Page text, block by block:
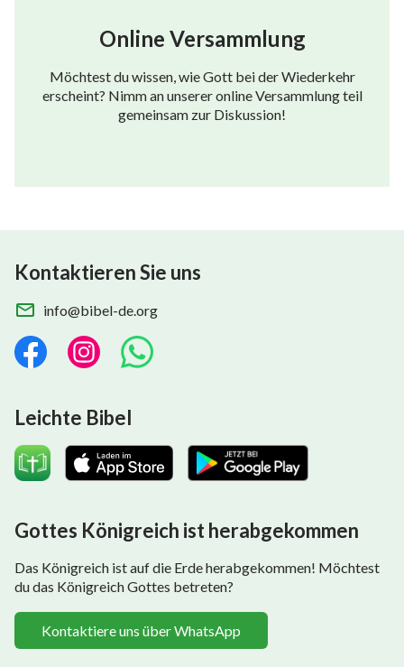
Online Versammlung
Möchtest du wissen, wie Gott bei der Wiederkehr
erscheint? Nimm an unserer online Versammlung teil
gemeinsam zur Diskussion!
Kontaktieren Sie uns
info@bibel-de.org
Leichte Bibel
Gottes Königreich ist herabgekommen
Das Königreich ist auf die Erde herabgekommen! Möchtest
du das Königreich Gottes betreten?
Kontaktiere uns über WhatsApp